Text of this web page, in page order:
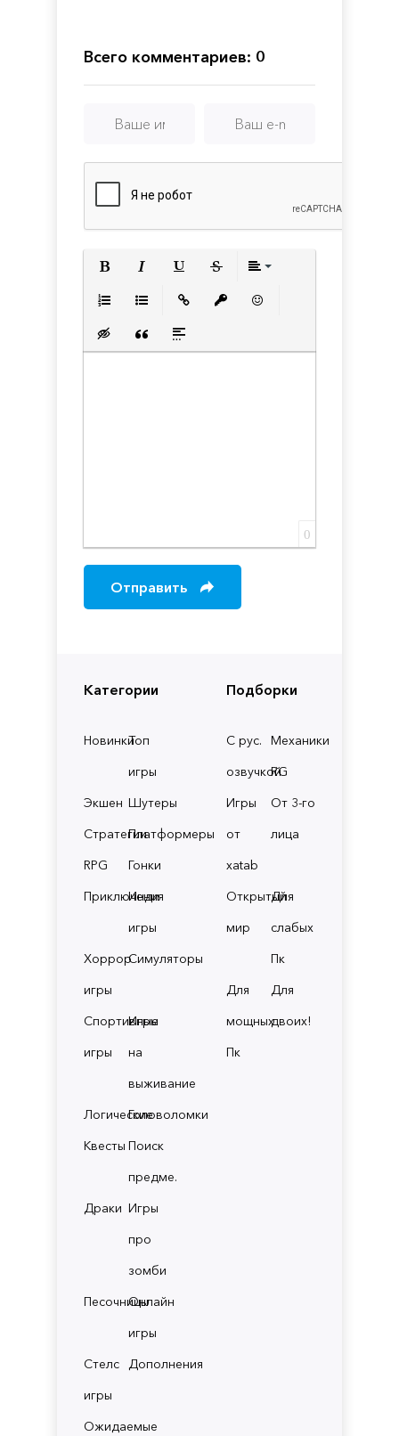
Категории
НовинкиТоп
игры
Экшен Шутеры
СтратегииПлатформеры
RPG
Гонки
Приключения
Инди
игры
Хоррор
игры
Симуляторы
Спортивные
игры
Игры
на
выживание
ЛогическиеГоловоломки
Квесты Поиск
предме.
Драки Игры
про
зомби
ПесочницыОнлайн
игры
Стелс
игры
Дополнения
Ожидаемые
Подборки
С рус.
озвучкой
Механики
RG
Игры
от
xatab
От 3-го
лица
Открытый
мир
Для
слабых
Пк
Для
мощных
Пк
Для
двоих!
Всего комментариев: 0
Вставка скрытого текста
Вставка цитаты
Вставка спойлера
0
Отправить